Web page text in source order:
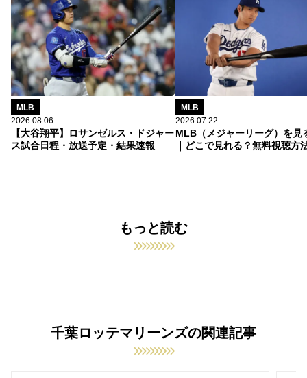
MLB
2026.08.06
【大谷翔平】ロサンゼルス・ドジャー
ス試合日程・放送予定・結果速報
MLB
2026.07.22
MLB（メジャーリーグ）を見
｜どこで見れる？無料視聴方
もっと読む
千葉ロッテマリーンズの関連記事